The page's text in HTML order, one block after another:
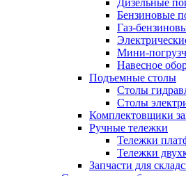
Дизельные
Бензиновые
Газ-
Мини-
Навесное
Подъемные столы
Столы
Столы
Комплектовщики
Ручные тележки
Тележки
Тележки
Запчасти для